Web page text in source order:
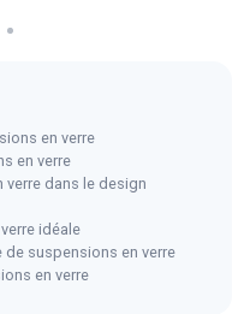
en verre
en verre
verre dans le design
idéale
de suspensions en verre
en verre